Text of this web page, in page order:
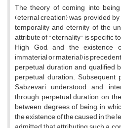
The theory of coming into
(eternal creation) was provided
temporality and eternity of the
attribute of "eternality" is specific
High God, and the existence
immaterial or material) is
perpetual duration and qualified
perpetual duration.
Sabzevari understood and
through perpetual duration on
between degrees of being, in
the existence of the caused in the